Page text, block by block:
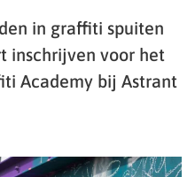
in graffiti spuiten
inschrijven voor het
Academy bij Astrant